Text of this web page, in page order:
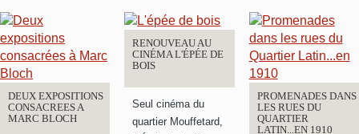
DEUX EXPOSITIONS
CONSACREES A
MARC BLOCH
RENOUVEAU AU
CINÉMA L'ÉPÉE DE
BOIS
Seul cinéma du
quartier Mouffetard,
PROMENADES DANS
LES RUES DU
QUARTIER
LATIN...EN 1910